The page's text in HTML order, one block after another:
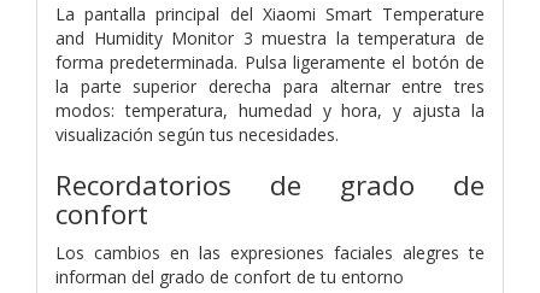
La pantalla principal del Xiaomi Smart Temperature
and Humidity Monitor 3 muestra la temperatura de
forma predeterminada. Pulsa ligeramente el botón de
la parte superior derecha para alternar entre tres
modos: temperatura, humedad y hora, y ajusta la
visualización según tus necesidades.
Recordatorios de grado de
confort
Los cambios en las expresiones faciales alegres te
informan del grado de confort de tu entorno